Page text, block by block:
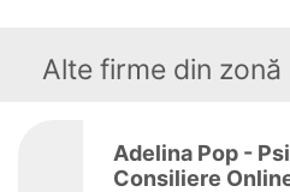
Alte firme din zonă
Adelina Pop -
Consiliere